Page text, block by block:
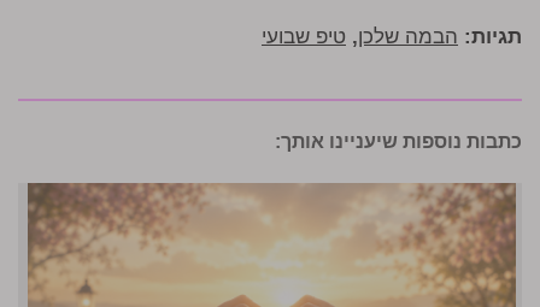
תגיות: הבמה שלכן, טיפ שבועי
כתבות נוספות שיעניינו אותך: